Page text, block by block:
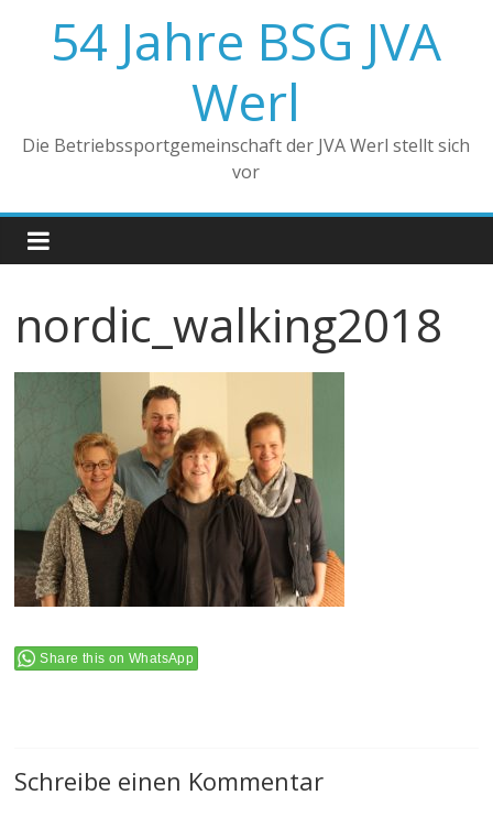
springen54 Jahre BSG JVA
Werl
Die Betriebssportgemeinschaft der JVA Werl stellt sich
vor
nordic_walking2018
Share this on WhatsApp
Schreibe einen Kommentar